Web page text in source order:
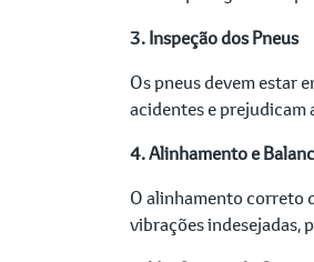
3. Inspeção dos Pneus
Os pneus devem estar
acidentes e prejudicam
4. Alinhamento e
O alinhamento correto
vibrações indesejadas,